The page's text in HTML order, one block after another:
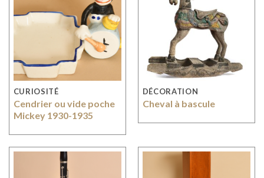
CURIOSITÉ
Cendrier ou vide poche
Mickey 1930-1935
DÉCORATION
Cheval à bascule